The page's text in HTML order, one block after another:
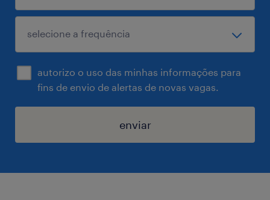
autorizo o uso das minhas informações para
fins de envio de alertas de novas vagas.
enviar